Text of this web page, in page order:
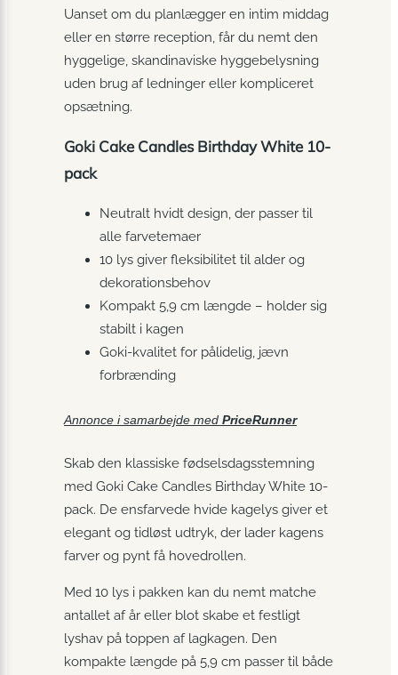
Uanset om du planlægger en intim middag
eller en større reception, får du nemt den
hyggelige, skandinaviske hyggebelysning
uden brug af ledninger eller kompliceret
opsætning.
Goki Cake Candles Birthday White 10-
pack
Neutralt hvidt design, der passer til
alle farvetemaer
10 lys giver fleksibilitet til alder og
dekorationsbehov
Kompakt 5,9 cm længde – holder sig
stabilt i kagen
Goki-kvalitet for pålidelig, jævn
forbrænding
Annonce i samarbejde med PriceRunner
Skab den klassiske fødselsdagsstemning
med Goki Cake Candles Birthday White 10-
pack. De ensfarvede hvide kagelys giver et
elegant og tidløst udtryk, der lader kagens
farver og pynt få hovedrollen.
Med 10 lys i pakken kan du nemt matche
antallet af år eller blot skabe et festligt
lyshav på toppen af lagkagen. Den
kompakte længde på 5,9 cm passer til både